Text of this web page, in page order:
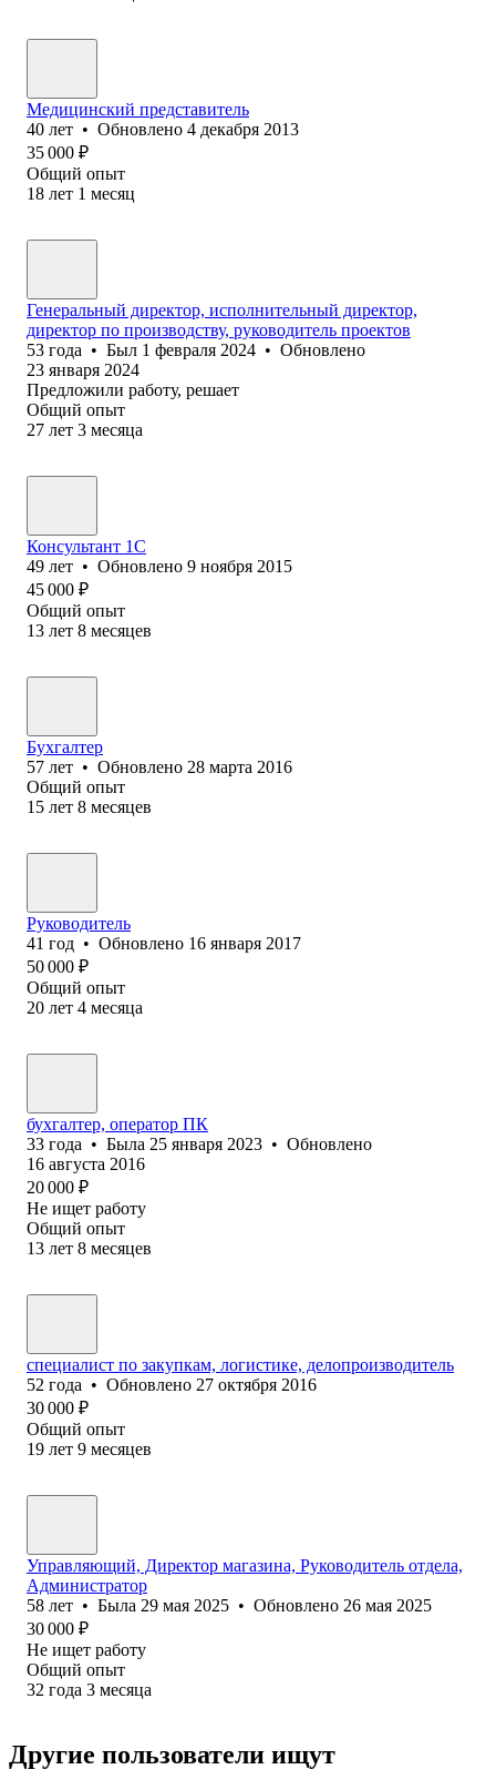
Медицинский представитель
40 лет • Обновлено 4 декабря 2013
35 000 ₽
Общий опыт
18 лет 1 месяц
Генеральный директор, исполнительный директор,
директор по производству, руководитель проектов
53 года • Был 1 февраля 2024 • Обновлено
23 января 2024
Предложили работу, решает
Общий опыт
27 лет 3 месяца
Консультант 1C
49 лет • Обновлено 9 ноября 2015
45 000 ₽
Общий опыт
13 лет 8 месяцев
Бухгалтер
57 лет • Обновлено 28 марта 2016
Общий опыт
15 лет 8 месяцев
Руководитель
41 год • Обновлено 16 января 2017
50 000 ₽
Общий опыт
20 лет 4 месяца
бухгалтер, оператор ПК
33 года • Была 25 января 2023 • Обновлено
16 августа 2016
20 000 ₽
Не ищет работу
Общий опыт
13 лет 8 месяцев
специалист по закупкам, логистике, делопроизводитель
52 года • Обновлено 27 октября 2016
30 000 ₽
Общий опыт
19 лет 9 месяцев
Управляющий, Директор магазина, Руководитель отдела,
Администратор
58 лет • Была 29 мая 2025 • Обновлено 26 мая 2025
30 000 ₽
Не ищет работу
Общий опыт
32 года 3 месяца
Другие пользователи ищут